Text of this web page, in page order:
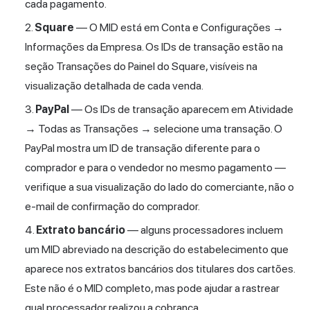
cada pagamento.
Square — O MID está em Conta e Configurações →
Informações da Empresa. Os IDs de transação estão na
seção Transações do Painel do Square, visíveis na
visualização detalhada de cada venda.
PayPal — Os IDs de transação aparecem em Atividade
→ Todas as Transações → selecione uma transação. O
PayPal mostra um ID de transação diferente para o
comprador e para o vendedor no mesmo pagamento —
verifique a sua visualização do lado do comerciante, não o
e-mail de confirmação do comprador.
Extrato bancário— alguns processadores incluem
um MID abreviado na descrição do estabelecimento que
aparece nos extratos bancários dos titulares dos cartões.
Este não é o MID completo, mas pode ajudar a rastrear